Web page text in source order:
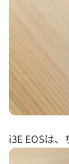
i3E EOSは